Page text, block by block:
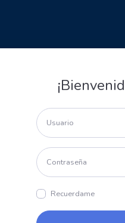
Recuerdame